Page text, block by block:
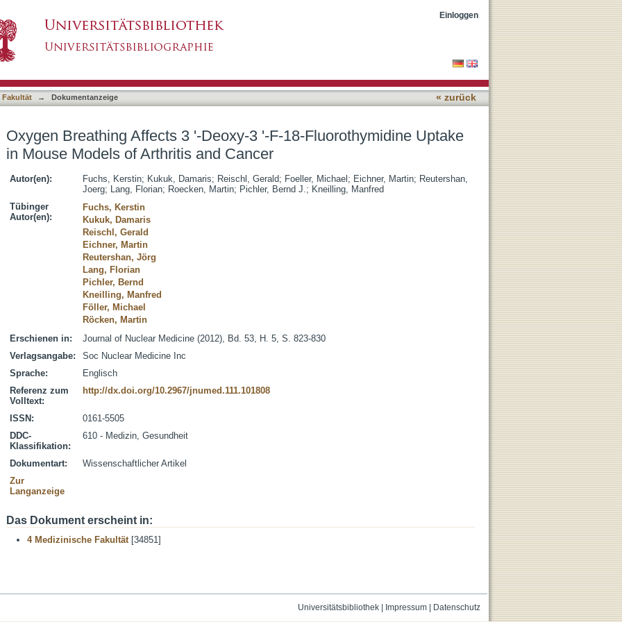
'-Deoxy-3 '-F-18-Fluorothymidine Uptake in Mouse Models of Arthritis
Einloggen
Fakultät → Dokumentanzeige « zurück
Oxygen Breathing Affects 3 '-Deoxy-3 '-F-18-Fluorothymidine Uptake
in Mouse Models of Arthritis and Cancer
Autor(en): Fuchs, Kerstin; Kukuk, Damaris; Reischl, Gerald; Foeller, Michael ; Eichner, Martin; Reutershan,
Joerg; Lang, Florian; Roecken, Martin; Pichler, Bernd J.; Kneilling, Manfred
Tübinger
Autor(en):
Fuchs, Kerstin
Kukuk, Damaris
Reischl, Gerald
Eichner, Martin
Reutershan, Jörg
Lang, Florian
Pichler, Bernd
Kneilling, Manfred
Föller, Michael
Röcken, Martin
Erschienen in:
Journal of Nuclear Medicine (2012), Bd. 53, H. 5, S. 823-830
Verlagsangabe:
Soc Nuclear Medicine Inc
Sprache:
Englisch
Referenz zum
Volltext:
http://dx.doi.org/10.2967/jnumed.111.101808
ISSN:
0161-5505
DDC-
Klassifikation:
610 - Medizin, Gesundheit
Dokumentart:
Wissenschaftlicher Artikel
Zur
Langanzeige
Das Dokument erscheint in:
4 Medizinische Fakultät[34851]
Universitätsbibliothek| Impressum| Datenschutz